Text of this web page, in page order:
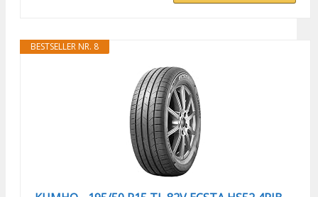
BESTSELLER NR. 8